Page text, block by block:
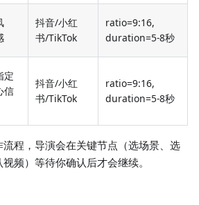
抖音/小红
书/TikTok
ratio=9:16,
duration=5-8秒
定
信
抖音/小红
书/TikTok
ratio=9:16,
duration=5-8秒
程，导演会在关键节点（选场景、选
频）等待你确认后才会继续。